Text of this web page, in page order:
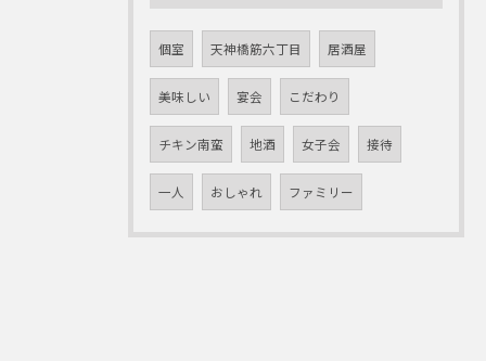
個室 天神橋筋六丁目 居酒屋
美味しい 宴会 こだわり
チキン南蛮 地酒 女子会 接待
一人 おしゃれ ファミリー